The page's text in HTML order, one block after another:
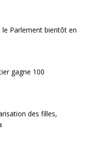
le Parlement bientôt en
gagne 100
des filles,